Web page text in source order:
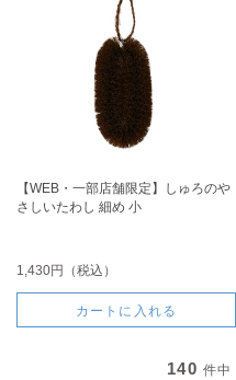
【WEB・一部店舗限定】しゅろのや
さしいたわし 細め 小
1,430円（税込）
カートに入れる
140 件中